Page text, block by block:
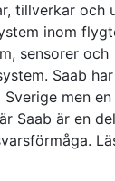
tillverkar och
inom
sensorer och
Saab
men
Saab är en